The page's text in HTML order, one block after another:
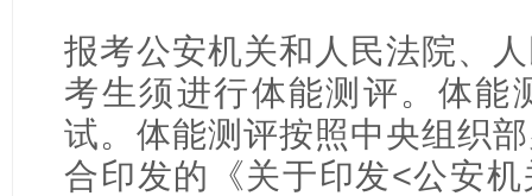
报考公安机关和人民法院、
考生须进行体能测评。体能
试。体能测评按照中央组织
合印发的《关于印发<公安